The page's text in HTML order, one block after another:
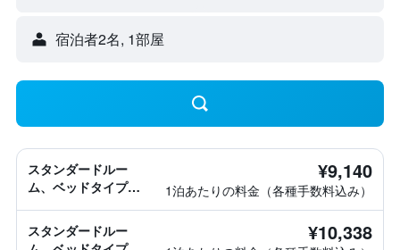
宿泊者2名, 1​部屋
スタンダードルー
ム、ベッドタイプ情
¥9,140
1泊あたりの料金（各種手数料込み）
スタンダードルー
¥10,338